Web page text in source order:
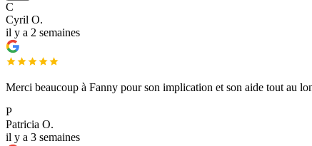
C
Cyril O.
il y a 2 semaines
Merci beaucoup à Fanny pour son implication et son aide tout au
P
Patricia O.
il y a 3 semaines